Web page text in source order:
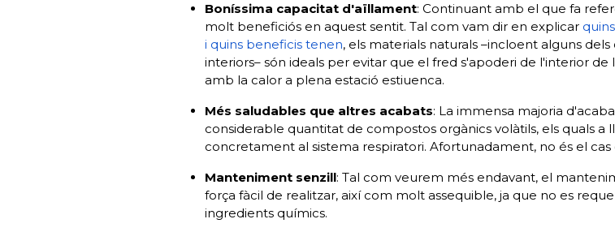
Boníssima capacitat d'aïllament: Continuant amb el que fa
molt beneficiós en aquest sentit. Tal com vam dir en explicar
i quins beneficis tenen, els materials naturals –incloent alguns
interiors– són ideals per evitar que el fred s'apoderi de l'interior
amb la calor a plena estació estiuenca.
Més saludables que altres acabats: La immensa majoria
considerable quantitat de compostos orgànics volàtils, els quals
concretament al sistema respiratori. Afortunadament, no és el cas
Manteniment senzill: Tal com veurem més endavant, el
força fàcil de realitzar, així com molt assequible, ja que no es
ingredients químics.